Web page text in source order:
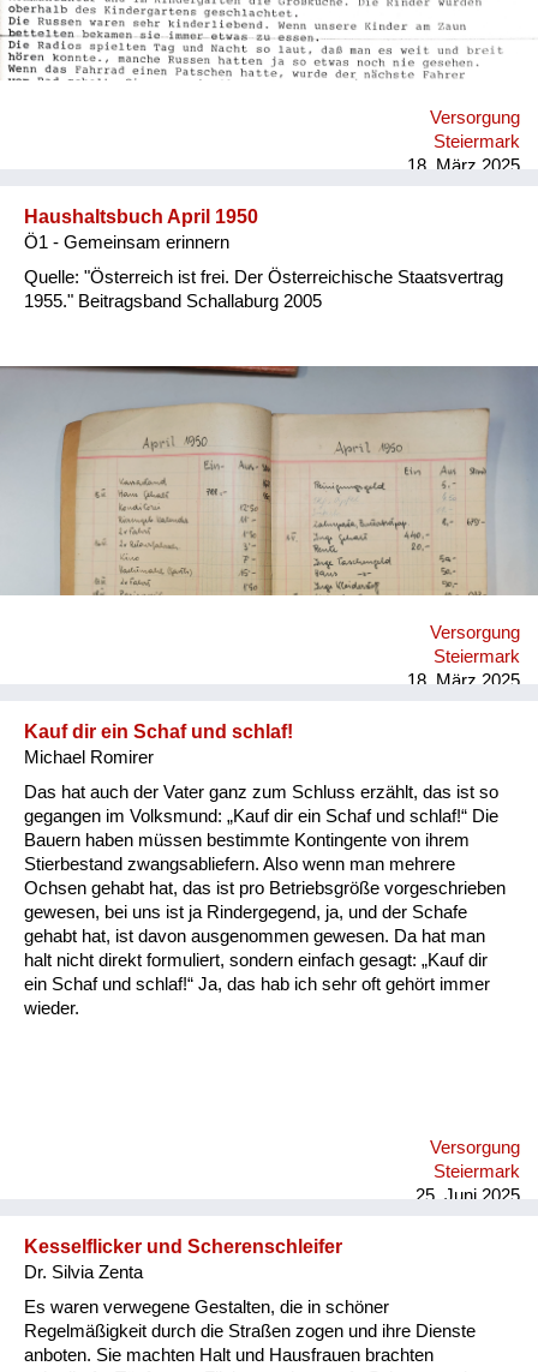
Versorgung
Steiermark
18. März 2025
Haushaltsbuch April 1950
Ö1 - Gemeinsam erinnern
Quelle: "Österreich ist frei. Der Österreichische Staatsvertrag
1955." Beitragsband Schallaburg 2005
Versorgung
Steiermark
18. März 2025
Kauf dir ein Schaf und schlaf!
Michael Romirer
Das hat auch der Vater ganz zum Schluss erzählt, das ist so
gegangen im Volksmund: „Kauf dir ein Schaf und schlaf!“ Die
Bauern haben müssen bestimmte Kontingente von ihrem
Stierbestand zwangsabliefern. Also wenn man mehrere
Ochsen gehabt hat, das ist pro Betriebsgröße vorgeschrieben
gewesen, bei uns ist ja Rindergegend, ja, und der Schafe
gehabt hat, ist davon ausgenommen gewesen. Da hat man
halt nicht direkt formuliert, sondern einfach gesagt: „Kauf dir
ein Schaf und schlaf!“ Ja, das hab ich sehr oft gehört immer
wieder.
Versorgung
Steiermark
25. Juni 2025
Kesselflicker und Scherenschleifer
Dr. Silvia Zenta
Es waren verwegene Gestalten, die in schöner
Regelmäßigkeit durch die Straßen zogen und ihre Dienste
anboten. Sie machten Halt und Hausfrauen brachten